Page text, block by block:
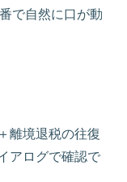
で自然に口が動
離境退税の往復
アログで確認で